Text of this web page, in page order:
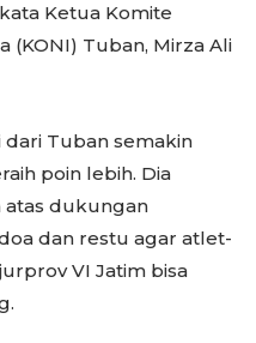
Ketua Komite
(KONI) Tuban, Mirza Ali
dari Tuban semakin
poin lebih. Dia
atas dukungan
dan restu agar atlet-
VI Jatim bisa